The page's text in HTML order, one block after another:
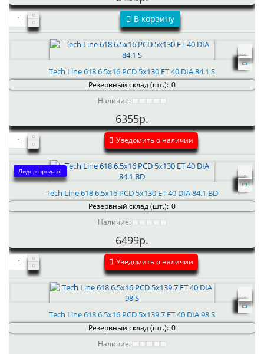
В корзину
Tech Line 618 6.5x16 PCD 5x130 ET 40 DIA 84.1 S
Резервный склад (шт.): 0
Наличие:
6355р.
Уведомить о наличии
Лидер продаж!
Tech Line 618 6.5x16 PCD 5x130 ET 40 DIA 84.1 BD
Резервный склад (шт.): 0
Наличие:
6499р.
Уведомить о наличии
Tech Line 618 6.5x16 PCD 5x139.7 ET 40 DIA 98 S
Резервный склад (шт.): 0
Наличие: